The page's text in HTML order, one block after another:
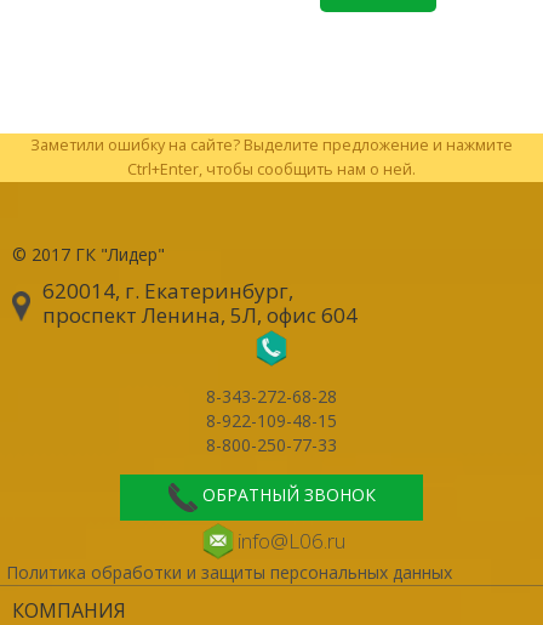
Заметили ошибку на сайте? Выделите предложение и нажмите
Ctrl+Enter, чтобы сообщить нам о ней.
© 2017 ГК "Лидер"
620014, г. Екатеринбург,
проспект Ленина, 5Л, офис 604
8-343-272-68-28
8-922-109-48-15
8-800-250-77-33
ОБРАТНЫЙ ЗВОНОК
info@L06.ru
Политика обработки и защиты персональных данных
КОМПАНИЯ